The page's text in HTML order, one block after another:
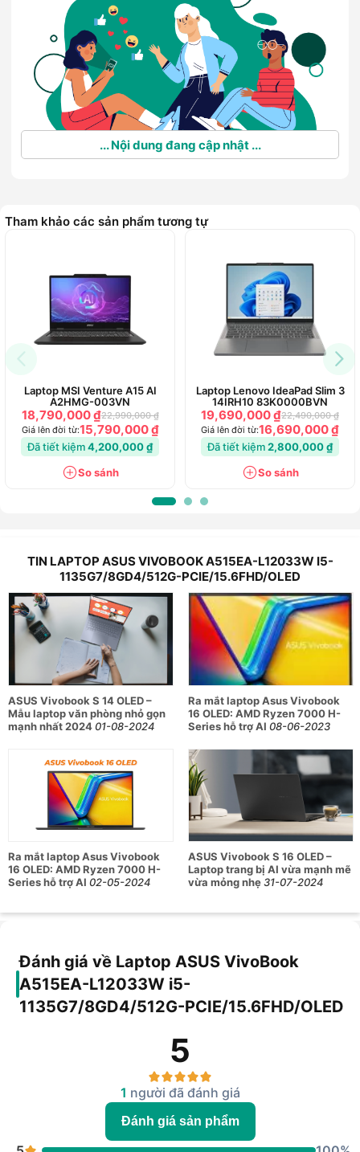
... Nội dung đang cập nhật ...
Tham khảo các sản phẩm tương tự
Laptop MSI Venture A15 AI
A2HMG-003VN
18,790,000 ₫22,990,000 ₫
Giá lên đời từ:15,790,000 ₫
Đã tiết kiệm4,200,000 ₫
So sánh
Laptop Lenovo IdeaPad Slim 3
14IRH10 83K0000BVN
19,690,000 ₫22,490,000 ₫
Giá lên đời từ:16,690,000 ₫
Đã tiết kiệm2,800,000 ₫
So sánh
TIN LAPTOP ASUS VIVOBOOK A515EA-L12033W I5-
1135G7/8GD4/512G-PCIE/15.6FHD/OLED
ASUS Vivobook S 14 OLED –
Mẫu laptop văn phòng nhỏ gọn
mạnh nhất 202401-08-2024
Ra mắt laptop Asus Vivobook
16 OLED: AMD Ryzen 7000 H-
Series hỗ trợ AI 08-06-2023
Ra mắt laptop Asus Vivobook
16 OLED: AMD Ryzen 7000 H-
Series hỗ trợ AI 02-05-2024
ASUS Vivobook S 16 OLED –
Laptop trang bị AI vừa mạnh mẽ
vừa mỏng nhẹ31-07-2024
Đánh giá về Laptop ASUS VivoBook
A515EA-L12033W i5-
1135G7/8GD4/512G-PCIE/15.6FHD/OLED
5
1 người đã đánh giá
Đánh giá sản phẩm